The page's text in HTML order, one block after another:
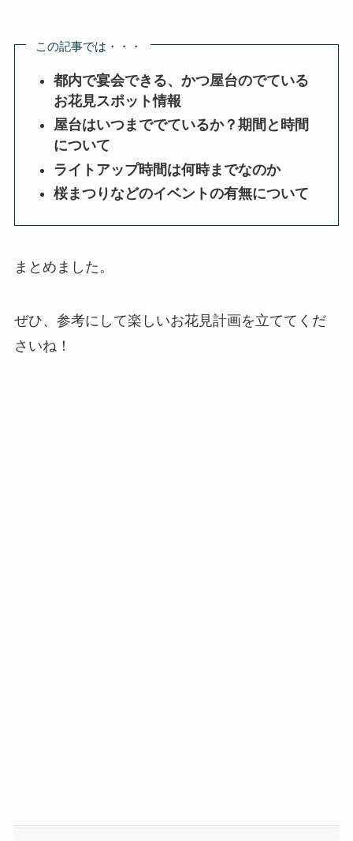
この記事では・・・
都内で宴会できる、かつ屋台のでている
お花見スポット情報
屋台はいつまででているか？期間と時間
について
ライトアップ時間は何時までなのか
桜まつりなどのイベントの有無について
まとめました。
ぜひ、参考にして楽しいお花見計画を立ててくだ
さいね！